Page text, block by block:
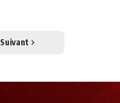
Suivant